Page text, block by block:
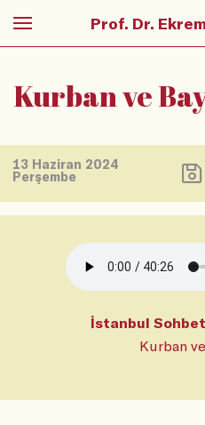
Prof. Dr.
Kurban ve
İstanbul
Kurban
13 Haziran 2024
Perşembe